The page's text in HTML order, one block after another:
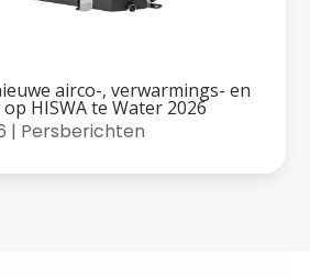
airco-, verwarmings- en
HISWA te Water 2026
| Persberichten